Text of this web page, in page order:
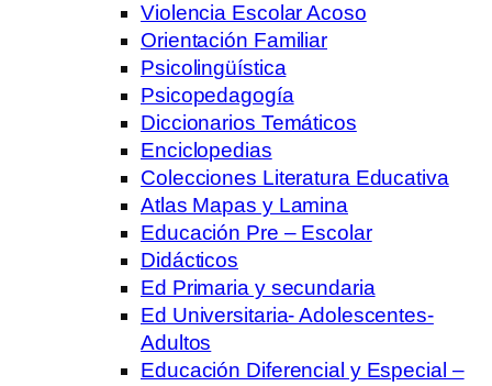
Violencia Escolar Acoso
Orientación Familiar
Psicolingüística
Psicopedagogía
Diccionarios Temáticos
Enciclopedias
Colecciones Literatura Educativa
Atlas Mapas y Lamina
Educación Pre – Escolar
Didácticos
Ed Primaria y secundaria
Ed Universitaria- Adolescentes-
Adultos
Educación Diferencial y Especial –